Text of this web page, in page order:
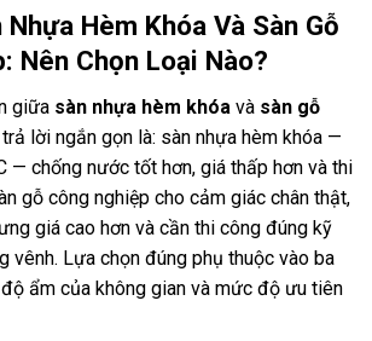
Nhựa Hèm Khóa Và Sàn Gỗ
Nên Chọn Loại Nào?
giữa sàn nhựa hèm khóa và sàn gỗ
trả lời ngắn gọn là: sàn nhựa hèm khóa —
— chống nước tốt hơn, giá thấp hơn và thi
gỗ công nghiệp cho cảm giác chân thật,
giá cao hơn và cần thi công đúng kỹ
vênh. Lựa chọn đúng phụ thuộc vào ba
ẩm của không gian và mức độ ưu tiên